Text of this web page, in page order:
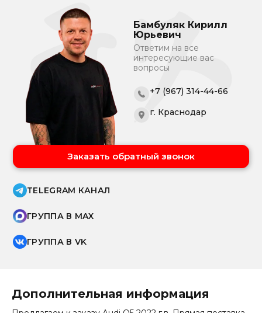
Бамбуляк Кирилл
Юрьевич
Ответим на все
интересующие вас
вопросы
+7 (967) 314-44-66
г. Краснодар
Заказать обратный звонок
TELEGRAM КАНАЛ
ГРУППА В MAX
ГРУППА В VK
Дополнительная информация